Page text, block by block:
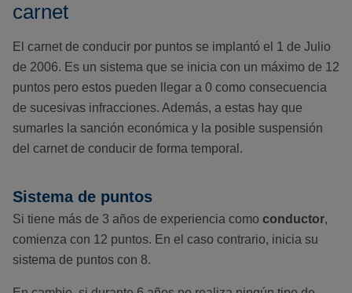
carnet
El carnet de conducir por puntos se implantó el 1 de Julio
de 2006. Es un sistema que se inicia con un máximo de 12
puntos pero estos pueden llegar a 0 como consecuencia
de sucesivas infracciones. Además, a estas hay que
sumarles la sanción económica y la posible suspensión
del carnet de conducir de forma temporal.
Sistema de puntos
Si tiene más de 3 años de experiencia como conductor,
comienza con 12 puntos. En el caso contrario, inicia su
sistema de puntos con 8.